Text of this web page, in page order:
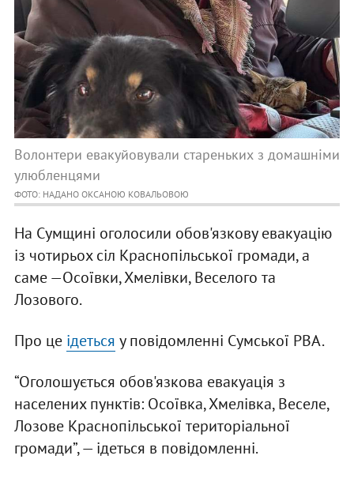
Волонтери евакуйовували стареньких з домашніми
улюбленцями
ФОТО: НАДАНО ОКСАНОЮ КОВАЛЬОВОЮ
На Сумщині оголосили обов'язкову евакуацію
із чотирьох сіл Краснопільської громади, а
саме —Осоївки, Хмелівки, Веселого та
Лозового.
Про це ідеться у повідомленні Сумської РВА.
“Оголошується обов'язкова евакуація з
населених пунктів: Осоївка, Хмелівка, Веселе,
Лозове Краснопільської територіальної
громади”, — ідеться в повідомленні.